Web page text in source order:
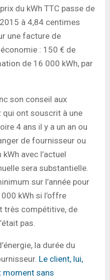
du kWh TTC passe de
à 4,84 centimes
une facture de
: 150 € de
de 16 000 kWh, par
son conseil aux
ont souscrit à une
4 ans il y a un an ou
de fournisseur ou
avec l’actuel
sera substantielle.
sur l’année pour
kWh si l’offre
très compétitive, de
pas.
la durée du
Le client, lui,
moment sans